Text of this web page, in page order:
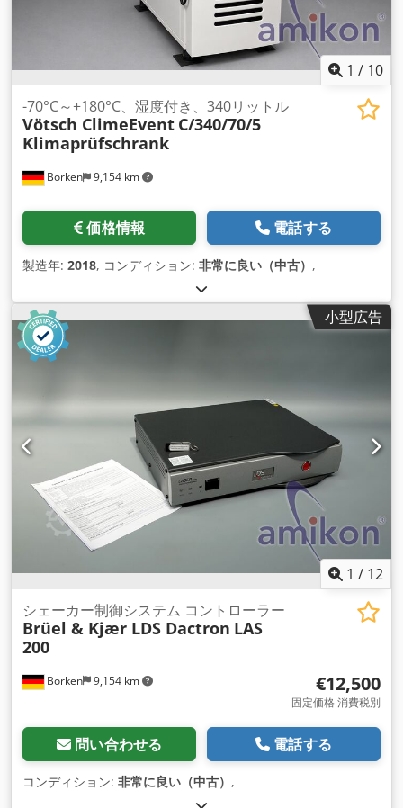
1 / 10
Borken 9,154 km
-70°C～+180°C、湿度付き、340リットル
Vötsch ClimeEvent C/340/70/5
Klimaprüfschrank
価格情報 電話する
製造年: 2018, コンディション: 非常に良い（中古） ,
小型広告
1 / 12
Borken 9,154 km
シェーカー制御システム コントローラー
Brüel & Kjær LDS Dactron LAS
200
€12,500
固定価格 消費税別
問い合わせる 電話する
コンディション: 非常に良い（中古） ,